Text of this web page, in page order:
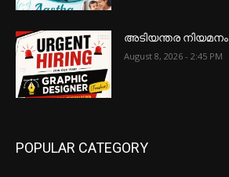
അടിയന്തര നിയമനം
August 8, 2026 - 2:45 PM
POPULAR CATEGORY